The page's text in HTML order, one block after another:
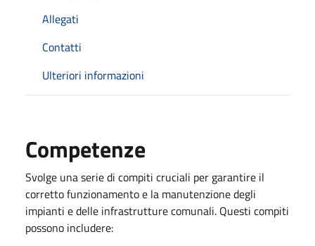
Allegati
Contatti
Ulteriori informazioni
Competenze
Svolge una serie di compiti cruciali per garantire il
corretto funzionamento e la manutenzione degli
impianti e delle infrastrutture comunali. Questi compiti
possono includere: